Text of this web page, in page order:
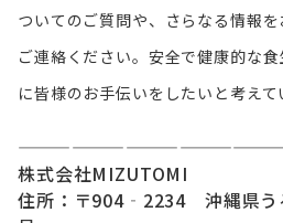
ついてのご質問や、さらなる情報
ご連絡ください。安全で健康的な
に皆様のお手伝いをしたいと考えて
株式会社MIZUTOMI
住所：〒904‐2234 沖縄県う